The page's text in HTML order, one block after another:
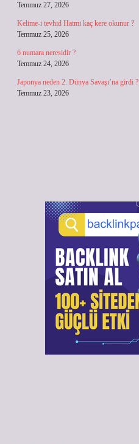
Temmuz 27, 2026
Kelime-i tevhid Hatmi kaç kere okunur ?
Temmuz 25, 2026
6 numara neresidir ?
Temmuz 24, 2026
Japonya neden 2. Dünya Savaşı’na girdi ?
Temmuz 23, 2026